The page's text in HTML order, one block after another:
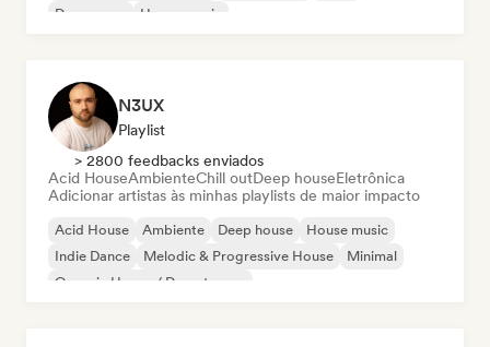
Dream pop
House music
N3UX
Playlist
> 2800 feedbacks enviados
Acid HouseAmbienteChill outDeep houseEletrônica
Adicionar artistas às minhas playlists de maior impacto
Acid House Ambiente Deep house
House music
Indie Dance
Melodic & Progressive House
Minimal
Organic House / Downtempo